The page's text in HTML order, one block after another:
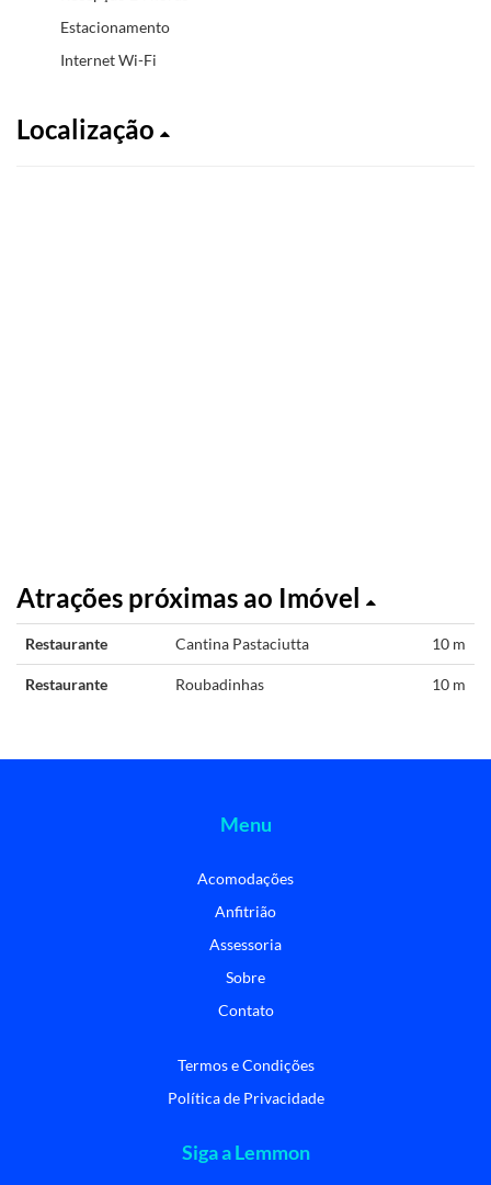
Estacionamento
Internet Wi-Fi
Localização
Atrações próximas ao Imóvel
Restaurante Cantina Pastaciutta 10 m
Restaurante Roubadinhas 10 m
Menu
Acomodações
Anfitrião
Assessoria
Sobre
Contato
Termos e Condições
Política de Privacidade
Siga a Lemmon